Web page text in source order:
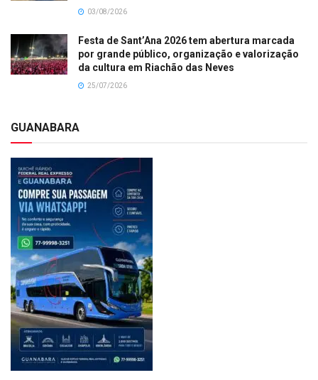
03/08/2026
Festa de Sant’Ana 2026 tem abertura marcada
por grande público, organização e valorização
da cultura em Riachão das Neves
25/07/2026
GUANABARA